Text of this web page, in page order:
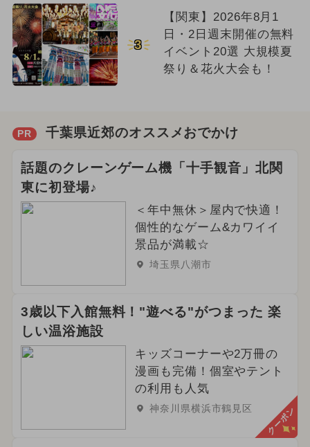
3
【関東】2026年8月1
日・2日週末開催の無料
イベント20選 大規模夏
祭り＆花火大会も！
PR 千葉県近郊のオススメおでかけ
話題のクレーンゲーム機「十手観音」北関
東に初登場♪
＜年中無休＞屋内で快適！
個性的なゲーム&カワイイ
景品が満載☆
埼玉県八潮市
3歳以下入館無料！"遊べる"がつまった 楽
しい温浴施設
キッズコーナーや2万冊の
漫画も完備！個室やテント
の利用も人気
神奈川県横浜市鶴見区 クーポン